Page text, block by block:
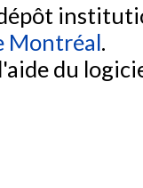
Montréal.
du